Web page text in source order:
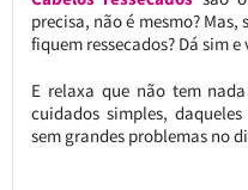
precisa, não é mesmo?
fiquem ressecados? Dá sim
E relaxa que não tem
cuidados simples,
sem grandes problemas no